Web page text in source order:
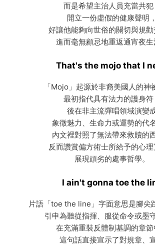
而是希望主治人員充當共犯
開立一份虛假的健康聲明，
好讓他能夠向世俗的關切與規勸
進而毫無顧忌地重返通宵夜生
That's the mojo that I
「Mojo」起源於非裔美國人的神
最初指代具有法力的護身符
後在非主流彈唱領域演變
象徵魅力、生命力或運勢的代名
內文裡對照了無法帶來救贖的
反而讚賞偏方術士所給予的心理
展現頑劣的處事哲學。
I ain't gonna toe the
片語「toe the line」字面意思是腳尖
引申為聽從指揮、服從命令或墨
在充滿重裝反體制基調的章節
這句話直接宣示了對規章、